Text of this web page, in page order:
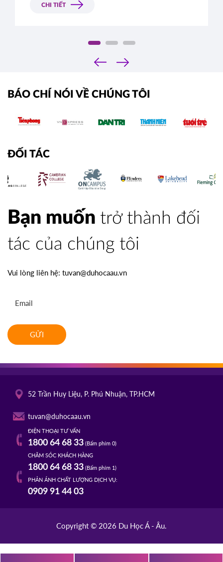
kinh doanh và cũng là mảnh đất màu mỡ của các
CHI TIẾT
‹
›
BÁO CHÍ NÓI VỀ CHÚNG TÔI
ĐỐI TÁC
Bạn muốn trở thành đối
tác của chúng tôi
Vui lòng liên hệ: tuvan@duhocaau.vn
GỬI
52 Trần Huy Liệu, P. Phú Nhuận, TP.HCM
tuvan@duhocaau.vn
ĐIỆN THOẠI TƯ VẤN
1800 64 68 33(Bấm phím 0)
CHĂM SÓC KHÁCH HÀNG
1800 64 68 33(Bấm phím 1)
PHẢN ÁNH CHẤT LƯỢNG DỊCH VỤ:
0909 91 44 03
Copyright © 2026 Du Học Á - Âu.